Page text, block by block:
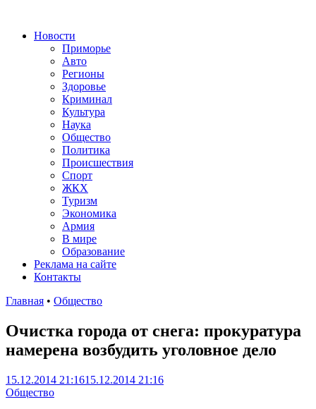
Новости
Приморье
Авто
Регионы
Здоровье
Криминал
Культура
Наука
Общество
Политика
Происшествия
Спорт
ЖКХ
Туризм
Экономика
Армия
В мире
Образование
Реклама на сайте
Контакты
Главная • Общество
Очистка города от снега: прокуратура
намерена возбудить уголовное дело
15.12.2014 21:1615.12.2014 21:16
Общество